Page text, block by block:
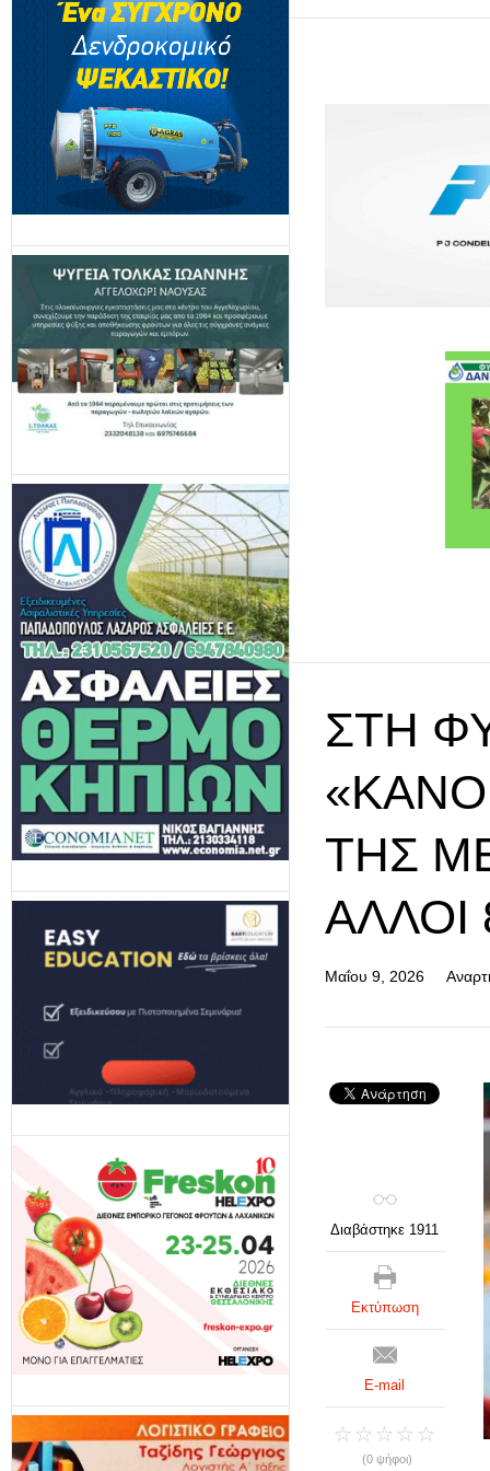
ΣΤΗ
ΤΗΣ
Μαΐου 9, 2026
Διαβάστηκε 1911
Εκτύπωση
E-mail
(0 ψήφοι)